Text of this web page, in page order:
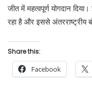
जीत में महत्वपूर्ण योगदान
रहा है और इससे अंतरराष्ट्रीय
Share this:
Facebook